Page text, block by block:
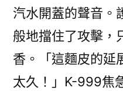
汽水開蓋的聲音。
般地擋住了攻擊，
香。「這麵皮的延
太久！」K-999焦